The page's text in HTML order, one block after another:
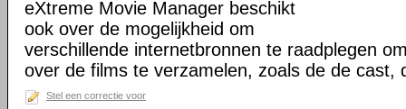
eXtreme Movie Manager beschikt
ook over de mogelijkheid om
verschillende internetbronnen te raadplegen
over de films te verzamelen, zoals de de cast,
Stel een correctie voor